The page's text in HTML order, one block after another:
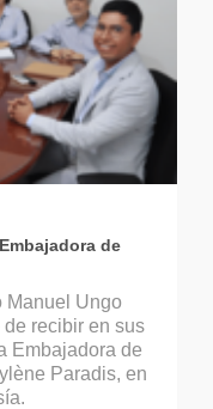
de
Manuel Ungo
recibir en sus
Embajadora de
Paradis, en